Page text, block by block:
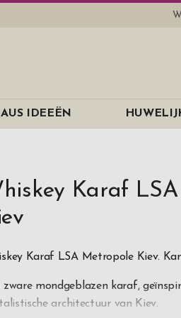
IDEEËN
Karaf
Karaf LSA Metropole Kiev.
zware mondgeblazen karaf,
architectuur van Kiev.